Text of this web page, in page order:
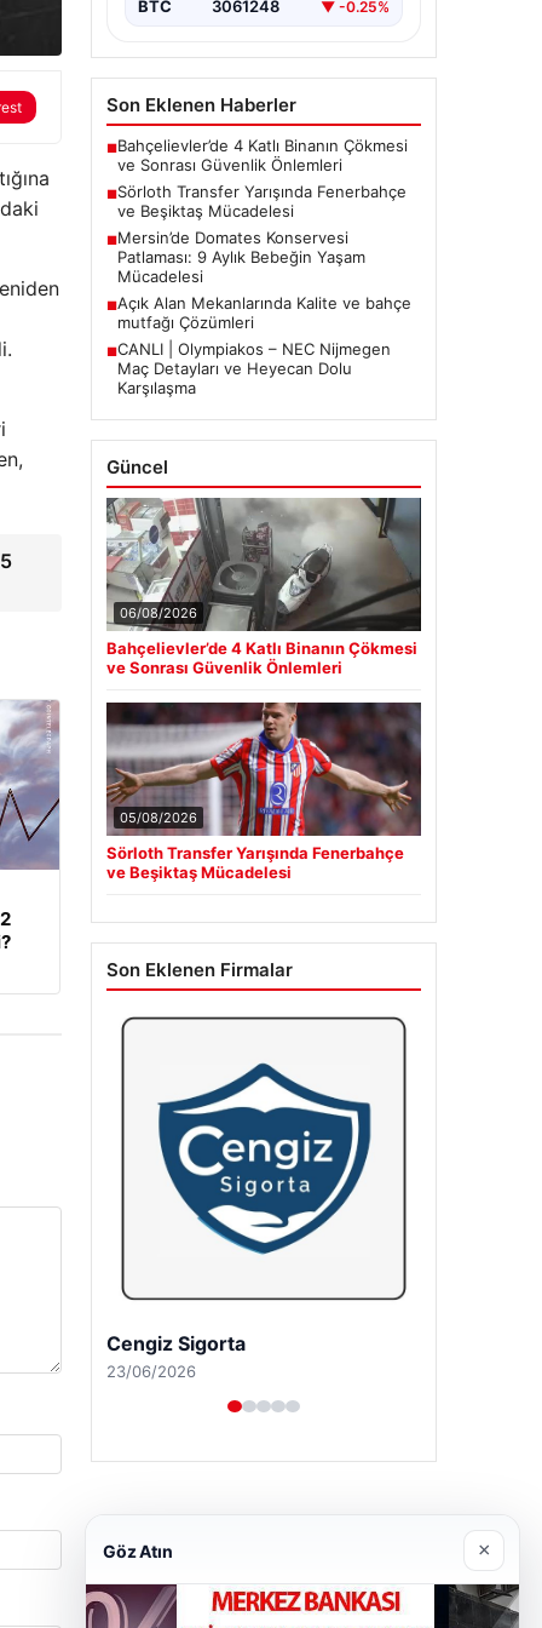
BTC 3061248 ▼ -0.25%
Son Eklenen Haberler
■Bahçelievler’de 4 Katlı Binanın Çökmesi
ve Sonrası Güvenlik Önlemleri
■Sörloth Transfer Yarışında Fenerbahçe
ve Beşiktaş Mücadelesi
■Mersin’de Domates Konservesi
Patlaması: 9 Aylık Bebeğin Yaşam
Mücadelesi
■Açık Alan Mekanlarında Kalite ve bahçe
mutfağı Çözümleri
■CANLI | Olympiakos – NEC Nijmegen
Maç Detayları ve Heyecan Dolu
Karşılaşma
Güncel
06/08/2026
Bahçelievler’de 4 Katlı Binanın Çökmesi
ve Sonrası Güvenlik Önlemleri
05/08/2026
Sörloth Transfer Yarışında Fenerbahçe
ve Beşiktaş Mücadelesi
Son Eklenen Firmalar
Hastaş Beton
26/05/2026
Göz Atın ×